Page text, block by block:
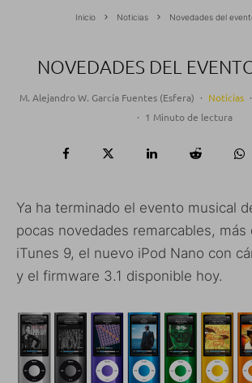
Inicio Noticias Novedades del
NOVEDADES DEL
M. Alejandro W. García Fuentes (Esfera) · Noticias ·
· 1 Minuto de lectura
Ya ha terminado el evento musical
pocas novedades remarcables, más
iTunes 9, el nuevo iPod Nano con
y el firmware 3.1 disponible hoy.